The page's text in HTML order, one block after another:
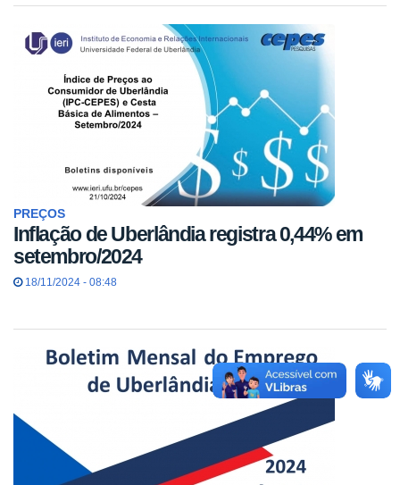
PREÇOS
Inflação de Uberlândia registra 0,44% em
setembro/2024
18/11/2024 - 08:48